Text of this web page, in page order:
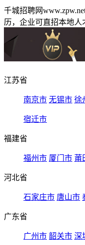
千城招聘网
历，企业可直招本地人
江苏省
南京市 无锡市 徐
宿迁市
福建省
福州市 厦门市 莆
河北省
石家庄市 唐山市
广东省
广州市 韶关市 深